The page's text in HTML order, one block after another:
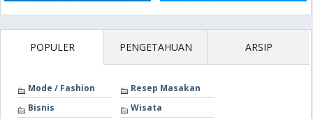
POPULER PENGETAHUAN ARSIP
Mode / Fashion
Resep Masakan
Bisnis
Wisata